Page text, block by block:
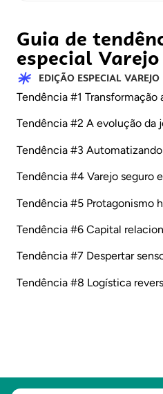
Guia de
especial Varejo
EDIÇÃO ESPECIAL VAREJO
Tendência #1 Transformação
Tendência #2 A evolução da
Tendência #3
Tendência #4 Varejo seguro
Tendência #5 Protagonismo
Tendência #6 Capital
Tendência #7 Despertar
Tendência #8 Logística